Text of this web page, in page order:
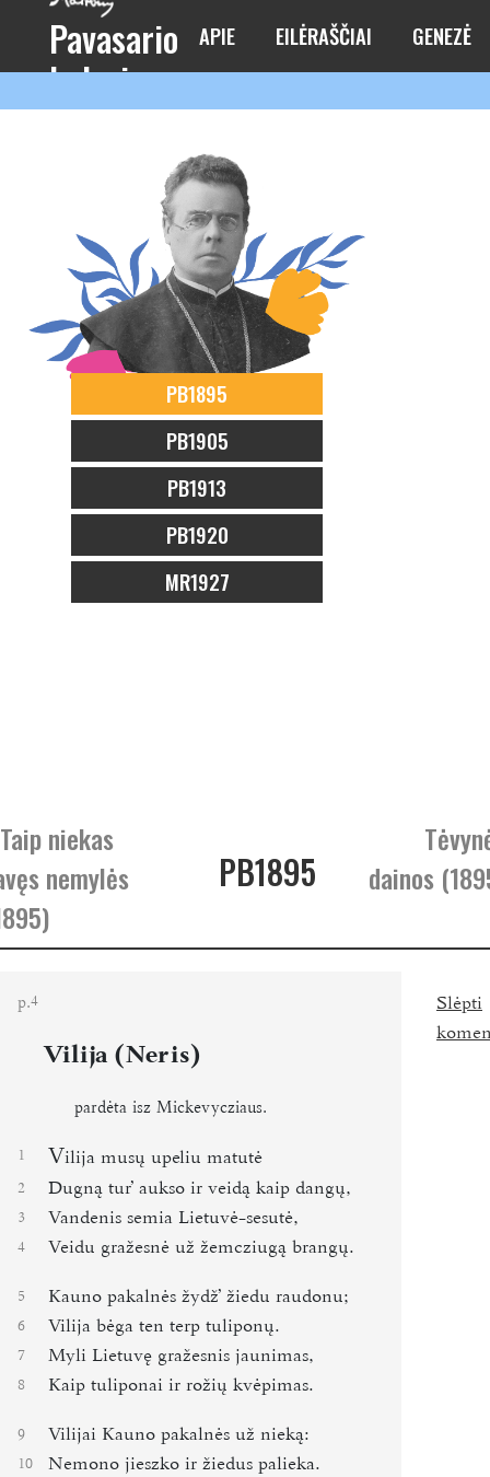
Pavasario
balsai
APIE EILĖRAŠČIAI GENEZĖ
PB1895
PB1905
PB1913
PB1920
MR1927
niekas
nemylės
PB1895
dainos
p.4
Vilija (Neris)
pardėta isz Mickevycziaus.
1 Vilija musų upeliu matutė
2 Dugną turʼ aukso ir veidą kaip dangų,
3 Vandenis semia Lietuvė-sesutė,
4 Veidu gražesnė už žemcziugą brangų.
5 Kauno pakalnės žydžʼ žiedu raudonu;
6 Vilija bėga ten terp tuliponų.
7 Myli Lietuvę gražesnis jaunimas,
8 Kaip tuliponai ir rožių kvėpimas.
9 Vilijai Kauno pakalnės už nieką:
10 Nemono jieszko ir žiedus palieka.
Slėpti